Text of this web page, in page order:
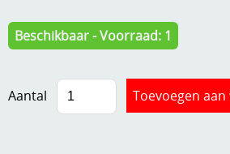
Leuke versieringen
Merken
Netjes opbergen
Beschikbaar - Voorraad: 1
Aantal